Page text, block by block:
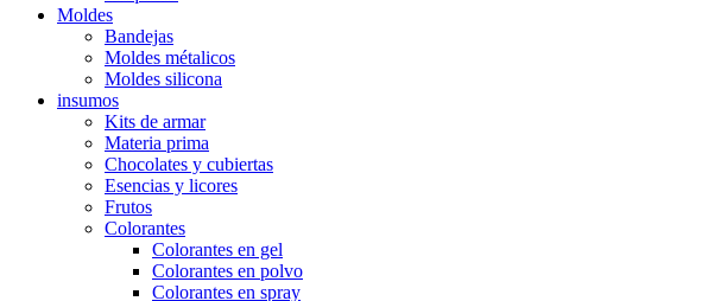
Moldes
Bandejas
Moldes métalicos
Moldes silicona
insumos
Kits de armar
Materia prima
Chocolates y cubiertas
Esencias y licores
Frutos
Colorantes
Colorantes en gel
Colorantes en polvo
Colorantes en spray